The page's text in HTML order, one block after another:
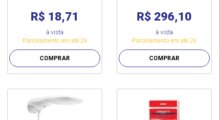
R$ 18,71
à vista
Parcelamento em até 2x
COMPRAR
R$ 296,10
à vista
Parcelamento em até 2x
COMPRAR